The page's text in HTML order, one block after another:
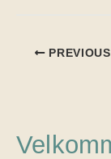
PREVIOUS